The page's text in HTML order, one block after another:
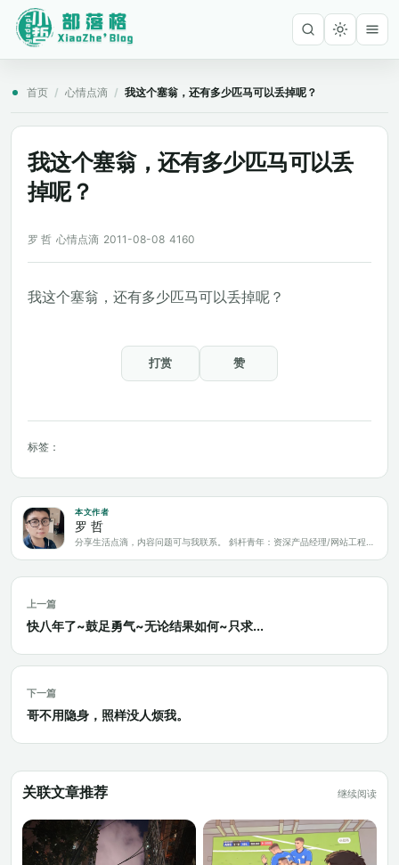
首页 / 心情点滴 / 我这个塞翁，还有多少匹马可以丢掉呢？
我这个塞翁，还有多少匹马可以丢
掉呢？
罗 哲 心情点滴 2011-08-08 4160
我这个塞翁，还有多少匹马可以丢掉呢？
打赏 赞
标签：
本文作者
罗 哲
上一篇
快八年了~鼓足勇气~无论结果如何~只求...
下一篇
哥不用隐身，照样没人烦我。
关联文章推荐 继续阅读